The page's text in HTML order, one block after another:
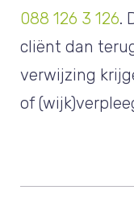
088 126 3 126.
cliënt dan
verwijzing
of